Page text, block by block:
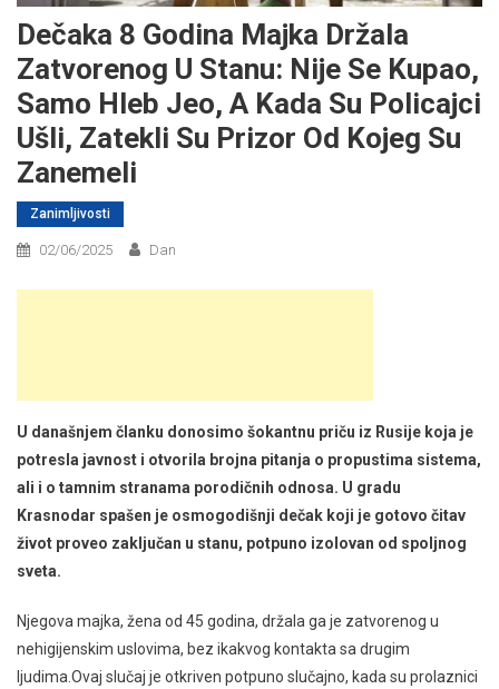
Dečaka 8 Godina Majka Držala
Zatvorenog U Stanu: Nije Se Kupao,
Samo Hleb Jeo, A Kada Su Policajci
Ušli, Zatekli Su Prizor Od Kojeg Su
Zanemeli
Zanimljivosti
02/06/2025 Dan
U današnjem članku donosimo šokantnu priču iz Rusije koja je
potresla javnost i otvorila brojna pitanja o propustima sistema,
ali i o tamnim stranama porodičnih odnosa. U gradu
Krasnodar spašen je osmogodišnji dečak koji je gotovo čitav
život proveo zaključan u stanu, potpuno izolovan od spoljnog
sveta.
Njegova majka, žena od 45 godina, držala ga je zatvorenog u
nehigijenskim uslovima, bez ikakvog kontakta sa drugim
ljudima.Ovaj slučaj je otkriven potpuno slučajno, kada su prolaznici